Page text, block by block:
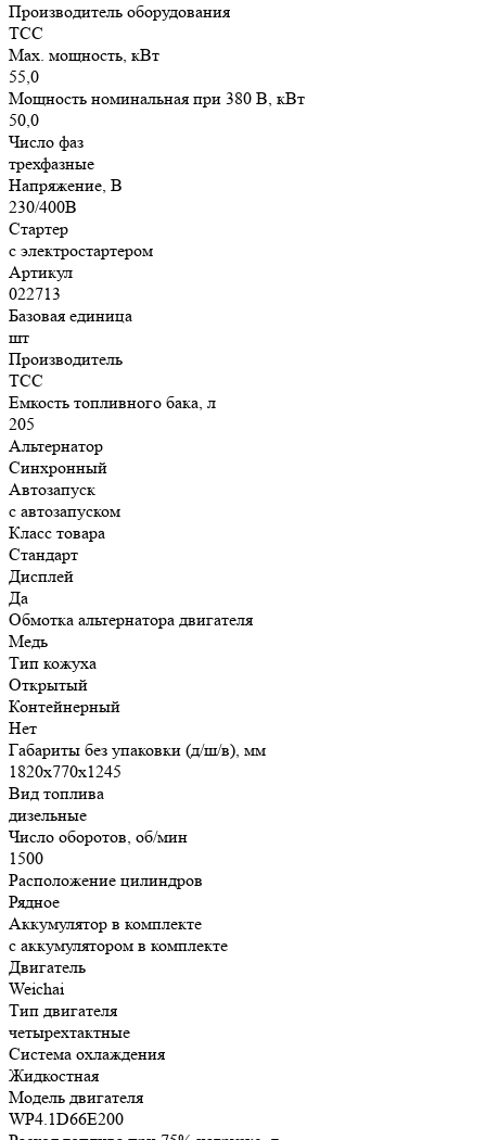
Производитель оборудования
ТСС
Max. мощность, кВт
55,0
Мощность номинальная при 380 В, кВт
50,0
Число фаз
трехфазные
Напряжение, В
230/400В
Стартер
с электростартером
Артикул
022713
Базовая единица
шт
Производитель
ТСС
Емкость топливного бака, л
205
Альтернатор
Синхронный
Автозапуск
с автозапуском
Класс товара
Стандарт
Дисплей
Да
Обмотка альтернатора двигателя
Медь
Тип кожуха
Открытый
Контейнерный
Нет
Габариты без упаковки (д/ш/в), мм
1820х770х1245
Вид топлива
дизельные
Число оборотов, об/мин
1500
Расположение цилиндров
Рядное
Аккумулятор в комплекте
с аккумулятором в комплекте
Двигатель
Weichai
Тип двигателя
четырехтактные
Система охлаждения
Жидкостная
Модель двигателя
WP4.1D66E200